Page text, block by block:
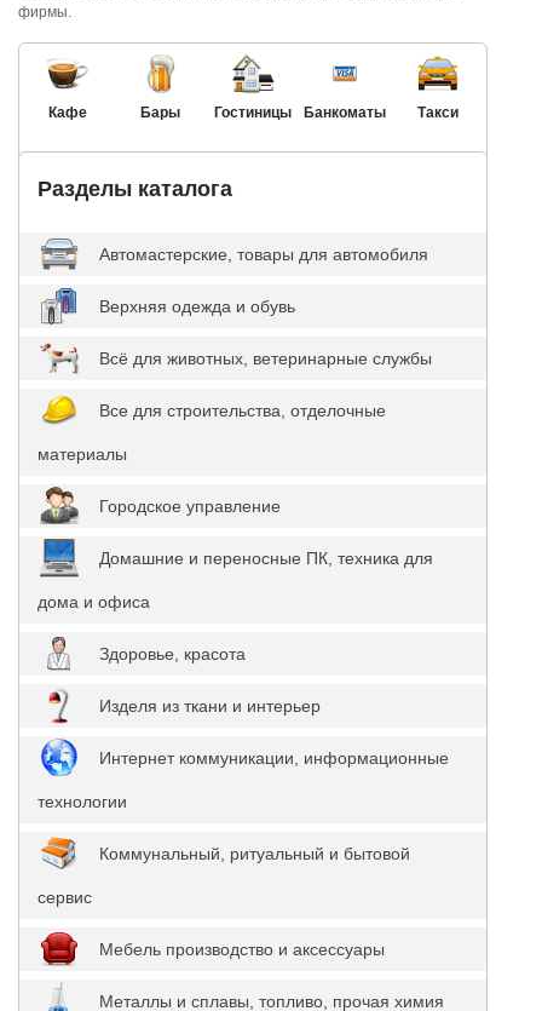
фирмы.
Кафе Бары Гостиницы Банкоматы Такси
Разделы каталога
Автомастерские, товары для автомобиля
Верхняя одежда и обувь
Всё для животных, ветеринарные службы
Все для строительства, отделочные
материалы
Городское управление
Домашние и переносные ПК, техника для
дома и офиса
Здоровье, красота
Изделя из ткани и интерьер
Интернет коммуникации, информационные
технологии
Коммунальный, ритуальный и бытовой
сервис
Мебель производство и аксессуары
Металлы и сплавы, топливо, прочая химия